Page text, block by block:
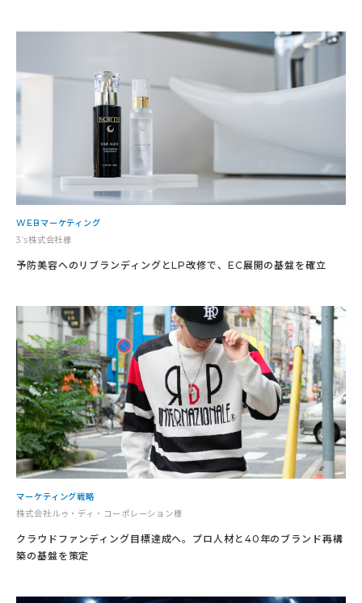
WEBマーケティング
3’s株式会社様
予防美容へのリブランディングとLP改修で、EC展開の基盤を確立
マーケティング戦略
株式会社ルゥ・ディ・コーポレーション様
クラウドファンディング目標達成へ。プロ人材と40年のブランド再構
築の基盤を策定